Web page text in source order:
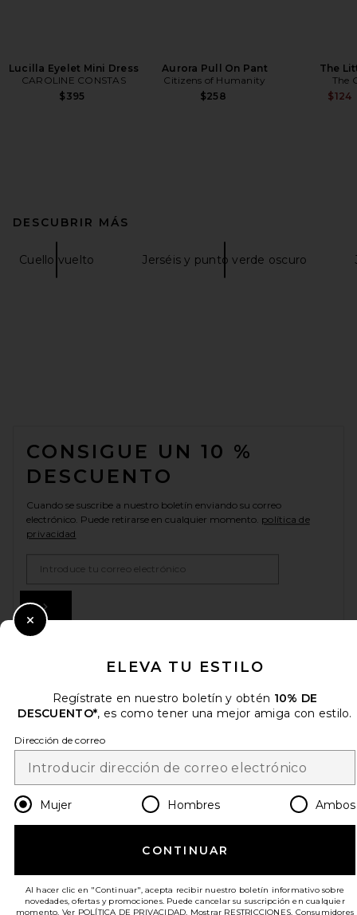
Lucilla Eyelet Mini Dress
CAROLINE CONSTAS
$395
Aurora Pull On Pant
Citizens of Humanity
$258
The
The
$124
DESCUBRIR MÁS
Cuello vuelto Jerséis y punto verde oscuro
CONSIGUE UN 10 %
DESCUENTO
Cuando se suscribe a nuestro boletín enviando su correo
electrónico. Puede retirarse en cualquier momento. política de
privacidad
¡AYÚDANOS A MEJORAR!
ATENCIÓN AL CLIENTE
© EMINENT, INC. (UNA EMPRESA DEL GRUPO REVOLVE). SE RESERVA TODOS
ELEVA TU ESTILO
Regístrate en nuestro boletín y obtén 10% DE
DESCUENTO*, es como tener una mejor amiga con estilo.
Dirección de correo
Mujer Hombres Ambos
CONTINUAR
Al hacer clic en "Continuar", acepta recibir nuestro boletín informativo sobre
novedades, ofertas y promociones. Puede cancelar su suscripción en cualquier
momento. Ver POLÍTICA DE PRIVACIDAD. Mostrar RESTRICCIONES. Consumidores
Close Modal